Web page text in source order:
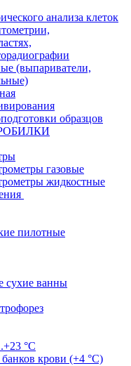
анализа клеток
(выпариватели,
образцов
газовые
жидкостные
пилотные
сухие ванны
°С
крови (+4 °С)